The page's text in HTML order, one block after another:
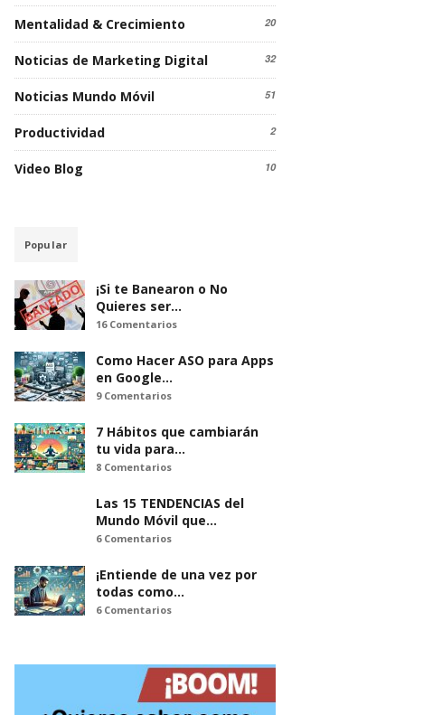
Mentalidad & Crecimiento 20
Noticias de Marketing Digital 32
Noticias Mundo Móvil 51
Productividad 2
Video Blog 10
Popular
¡Si te Banearon o No
Quieres ser…
16 Comentarios
Como Hacer ASO para Apps
en Google…
9 Comentarios
7 Hábitos que cambiarán
tu vida para…
8 Comentarios
Las 15 TENDENCIAS del
Mundo Móvil que…
6 Comentarios
¡Entiende de una vez por
todas como…
6 Comentarios